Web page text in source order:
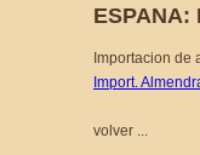
ESPANA:
Importacion de
Import.
volver ...